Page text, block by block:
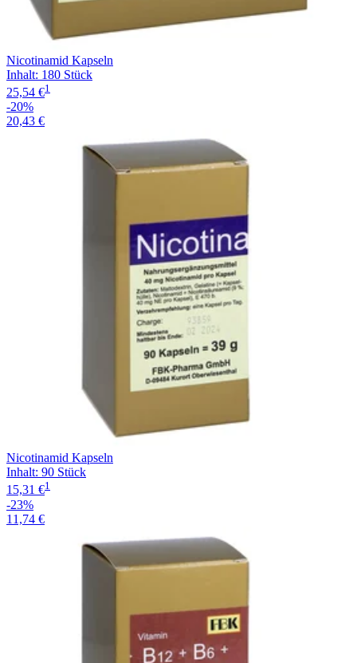
Nicotinamid Kapseln
Inhalt: 180 Stück
25,54 €1
-20%
20,43 €
Nicotinamid Kapseln
Inhalt: 90 Stück
15,31 €1
-23%
11,74 €